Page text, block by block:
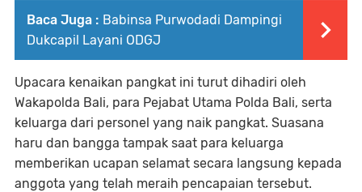
Baca Juga : Babinsa Purwodadi Dampingi
Dukcapil Layani ODGJ
Upacara kenaikan pangkat ini turut dihadiri oleh
Wakapolda Bali, para Pejabat Utama Polda Bali, serta
keluarga dari personel yang naik pangkat. Suasana
haru dan bangga tampak saat para keluarga
memberikan ucapan selamat secara langsung kepada
anggota yang telah meraih pencapaian tersebut.